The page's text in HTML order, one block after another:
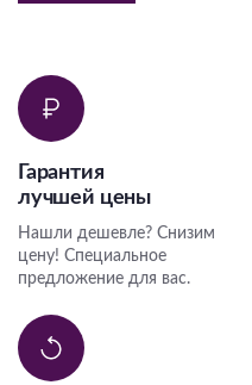
Гарантия
лучшей цены
Нашли дешевле? Снизим
цену! Специальное
предложение для вас.